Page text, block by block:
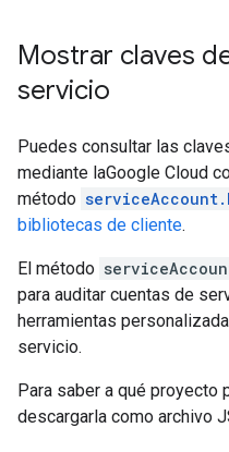
Mostrar claves
servicio
Puedes consultar las
mediante laGoogle Cloud
método
bibliotecas de cliente.
El método
para auditar cuentas de
herramientas
servicio.
Para saber a qué proyecto
descargarla como archivo